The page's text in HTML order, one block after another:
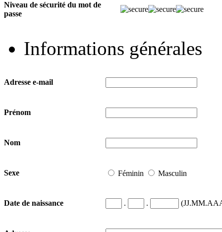
Niveau de sécurité du mot de
passe
Informations générales
Adresse e-mail
Prénom
Nom
Sexe Féminin Masculin
Date de naissance . .